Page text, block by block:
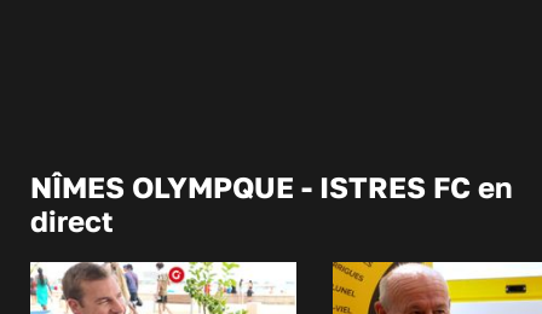
NÎMES OLYMPQUE - ISTRES FC en
direct